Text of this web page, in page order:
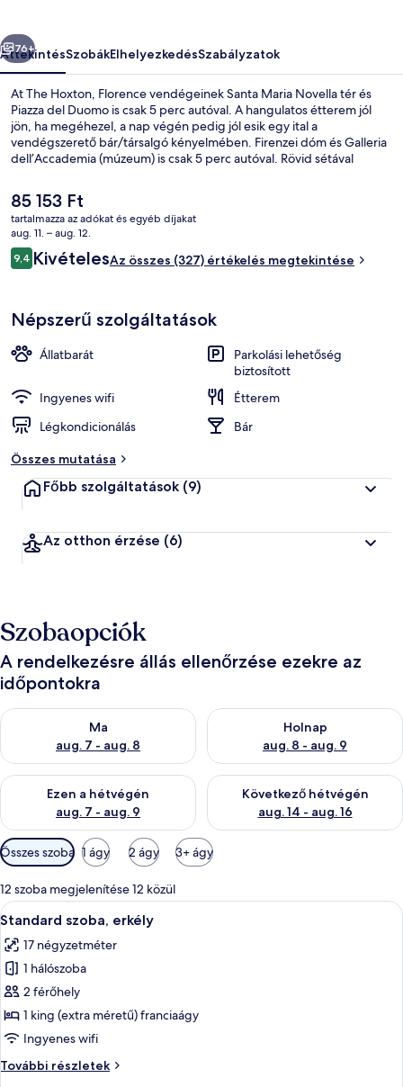
Következő
76+
ÁttekintésSzobákElhelyezkedésSzabályzatok
At The Hoxton, Florence vendégeinek Santa Maria Novella tér és
Piazza del Duomo is csak 5 perc autóval. A hangulatos étterem jól
jön, ha megéhezel, a nap végén pedig jól esik egy ital a
vendégszerető bár/társalgó kényelmében. Firenzei dóm és Galleria
dell’Accademia (múzeum) is csak 5 perc autóval. Rövid sétával
villamosmegálló 9 perc, Strozzi - Fallaci villamosmegálló pedig 11
perc séta.
A
jelenlegi
ár
85 153 Ft
85 153 Ft
tartalmazza az adókat és egyéb díjakat
aug. 11. – aug. 12.
Értékelések
9,49,4 ennyiből: 10
KivételesAz összes (327) értékelés megtekintése
Népszerű szolgáltatások
Állatbarát
Parkolási lehetőség
biztosított
Ingyenes wifi
Étterem
Légkondicionálás
Bár
Összes mutatása
Főbb szolgáltatások (9)
Az otthon érzése (6)
Szobaopciók
A rendelkezésre állás ellenőrzése ezekre az
időpontokra
Ma
aug. 7 - aug. 8
A ma esti rendelkezésre állás ellenőrzése: aug. 7 - aug. 8
Holnap
aug. 8 - aug. 9
A holnapi rendelkezésre állás
Ezen a hétvégén
aug. 7 - aug. 9
A mostani hétvégi rendelkezésre állás ellenőrzése: aug. 7 -
Következő hétvégén
aug. 14 - aug. 16
A következő hétvégi
Szobákhoz
rendelkezésre
álló
szűrők
Összes szoba 1 ágy 2 ágy 3+ ágy
12 szoba megjelenítése 12 közül
A
következő
szoba
összes
képének
megtekintése:
Standard
erkély
Minibár, széf a szobában, vasaló/
14
Standard szoba, erkély
17 négyzetméter
1 hálószoba
2 férőhely
1 king (extra méretű) franciaágy
Ingyenes wifi
További részletek
Standard